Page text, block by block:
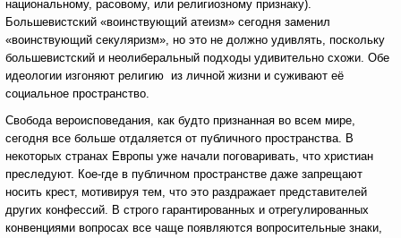
национальному, расовому, или религиозному признаку).
Большевистский «воинствующий атеизм» сегодня заменил
«воинствующий секуляризм», но это не должно удивлять, поскольку
большевистский и неолиберальный подходы удивительно схожи. Обе
идеологии изгоняют религию из личной жизни и суживают её
социальное пространство.
Свобода вероисповедания, как будто признанная во всем мире,
сегодня все больше отдаляется от публичного пространства. В
некоторых странах Европы уже начали поговаривать, что христиан
преследуют. Кое-где в публичном пространстве даже запрещают
носить крест, мотивируя тем, что это раздражает представителей
других конфессий. В строго гарантированных и отрегулированных
конвенциями вопросах все чаще появляются вопросительные знаки,